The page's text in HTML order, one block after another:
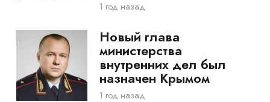
1 год назад
Новый глава
министерства
внутренних дел был
назначен Крымом
1 год назад